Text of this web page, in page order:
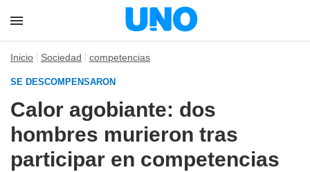
Inicio Sociedad competencias
SE DESCOMPENSARON
Calor agobiante: dos
hombres murieron tras
participar en competencias